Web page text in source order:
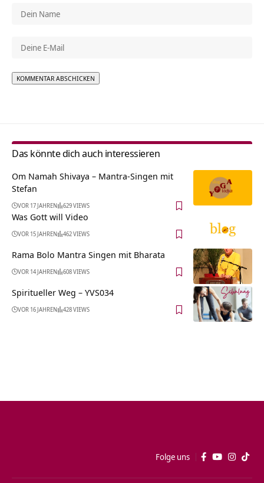
Das könnte dich auch interessieren
Om Namah Shivaya – Mantra-Singen mit
Stefan
VOR 17 JAHREN 629 VIEWS
Was Gott will Video
VOR 15 JAHREN 462 VIEWS
Rama Bolo Mantra Singen mit Bharata
VOR 14 JAHREN 608 VIEWS
Spiritueller Weg – YVS034
VOR 16 JAHREN 428 VIEWS
Folge uns